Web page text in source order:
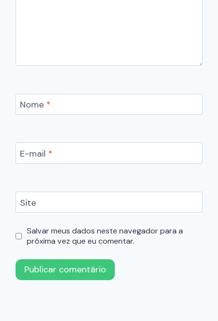
Nome *
E-mail *
Site
Salvar meus dados neste navegador para a
próxima vez que eu comentar.